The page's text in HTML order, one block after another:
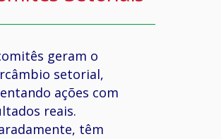
geram o
setorial,
ações com
reais.
, têm